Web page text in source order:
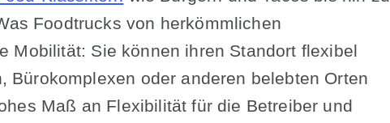
Foodtrucks von herkömmlichen
Mobilität: Sie können ihren Standort flexibel
Bürokomplexen oder anderen belebten Orten
Maß an Flexibilität für die Betreiber und